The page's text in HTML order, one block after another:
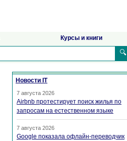
Курсы и книги
🔍
Новости IT
7 августа 2026
Airbnb протестирует поиск жилья по
запросам на естественном языке
7 августа 2026
Google показала офлайн-переводчик